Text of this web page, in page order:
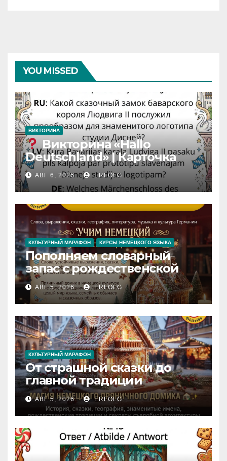
YOU MISSED
ВИКТОРИНА
Викторина «Hallo
Deutschland» | Карточка
№46
Замок вдохновения
Iedvesmas pils / Schloss der
Inspiration
АВГ 6, 2026 ERFOLG
КУЛЬТУРНЫЙ МАРАФОН КУРСЫ НЕМЕЦКОГО ЯЗЫКА
Пополняем словарный
запас с рождественской
сказкой! Учим немецкий
вместе с Lebkuchenhaus
АВГ 5, 2026 ERFOLG
КУЛЬТУРНЫЙ МАРАФОН
От страшной сказки до
главной традиции
Рождества: секреты
немецкого пряничного
домика!
АВГ 5, 2026 ERFOLG